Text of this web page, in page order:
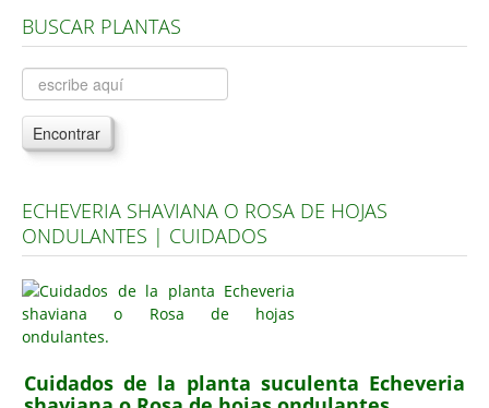
Árboles, Cicas y Palmeras de la G a la Z
Plantas Anuales y Perennes
Plantas Bulbosas y Acuáticas
Plantas de Interior
Plantas Aromáticas y de Huerto
Plantas Carnívoras y Orquídeas
Consejos
Hemisferio Norte
Hemisferio Sur
BUSCAR PLANTAS
Encontrar
ECHEVERIA SHAVIANA O ROSA DE HOJAS
ONDULANTES | CUIDADOS
Cuidados de la planta suculenta Echeveria